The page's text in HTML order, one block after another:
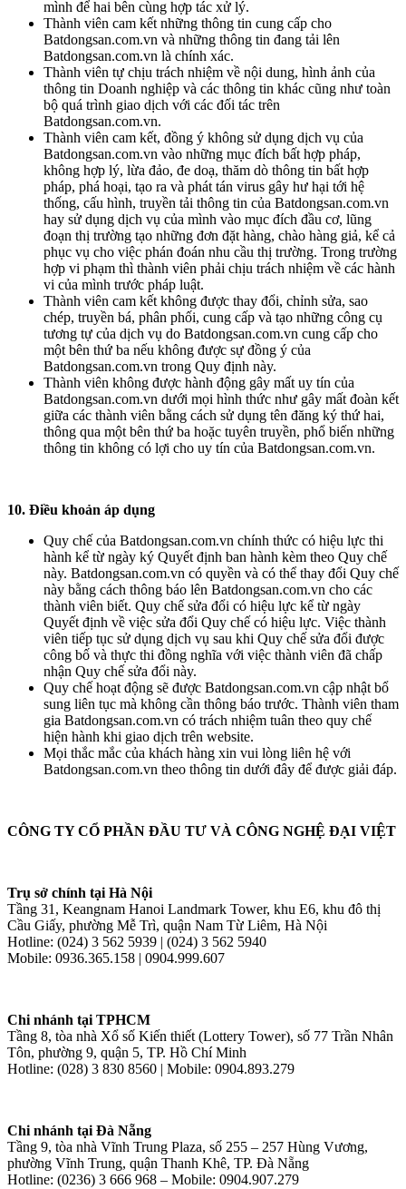
mình để hai bên cùng hợp tác xử lý.
Thành viên cam kết những thông tin cung cấp cho
Batdongsan.com.vn và những thông tin đang tải lên
Batdongsan.com.vn là chính xác.
Thành viên tự chịu trách nhiệm về nội dung, hình ảnh của
thông tin Doanh nghiệp và các thông tin khác cũng như toàn
bộ quá trình giao dịch với các đối tác trên
Batdongsan.com.vn.
Thành viên cam kết, đồng ý không sử dụng dịch vụ của
Batdongsan.com.vn vào những mục đích bất hợp pháp,
không hợp lý, lừa đảo, đe doạ, thăm dò thông tin bất hợp
pháp, phá hoại, tạo ra và phát tán virus gây hư hại tới hệ
thống, cấu hình, truyền tải thông tin của Batdongsan.com.vn
hay sử dụng dịch vụ của mình vào mục đích đầu cơ, lũng
đoạn thị trường tạo những đơn đặt hàng, chào hàng giả, kể cả
phục vụ cho việc phán đoán nhu cầu thị trường. Trong trường
hợp vi phạm thì thành viên phải chịu trách nhiệm về các hành
vi của mình trước pháp luật.
Thành viên cam kết không được thay đổi, chỉnh sửa, sao
chép, truyền bá, phân phối, cung cấp và tạo những công cụ
tương tự của dịch vụ do Batdongsan.com.vn cung cấp cho
một bên thứ ba nếu không được sự đồng ý của
Batdongsan.com.vn trong Quy định này.
Thành viên không được hành động gây mất uy tín của
Batdongsan.com.vn dưới mọi hình thức như gây mất đoàn kết
giữa các thành viên bằng cách sử dụng tên đăng ký thứ hai,
thông qua một bên thứ ba hoặc tuyên truyền, phổ biến những
thông tin không có lợi cho uy tín của Batdongsan.com.vn.
10. Điều khoản áp dụng
Quy chế của Batdongsan.com.vn chính thức có hiệu lực thi
hành kể từ ngày ký Quyết định ban hành kèm theo Quy chế
này. Batdongsan.com.vn có quyền và có thể thay đổi Quy chế
này bằng cách thông báo lên Batdongsan.com.vn cho các
thành viên biết. Quy chế sửa đổi có hiệu lực kể từ ngày
Quyết định về việc sửa đổi Quy chế có hiệu lực. Việc thành
viên tiếp tục sử dụng dịch vụ sau khi Quy chế sửa đổi được
công bố và thực thi đồng nghĩa với việc thành viên đã chấp
nhận Quy chế sửa đổi này.
Quy chế hoạt động sẽ được Batdongsan.com.vn cập nhật bổ
sung liên tục mà không cần thông báo trước. Thành viên tham
gia Batdongsan.com.vn có trách nhiệm tuân theo quy chế
hiện hành khi giao dịch trên website.
Mọi thắc mắc của khách hàng xin vui lòng liên hệ với
Batdongsan.com.vn theo thông tin dưới đây để được giải đáp.
CÔNG TY CỔ PHẦN ĐẦU TƯ VÀ CÔNG NGHỆ ĐẠI VIỆT
Trụ sở chính tại Hà Nội
Tầng 31, Keangnam Hanoi Landmark Tower, khu E6, khu đô thị
Cầu Giấy, phường Mễ Trì, quận Nam Từ Liêm, Hà Nội
Hotline: (024) 3 562 5939 | (024) 3 562 5940
Mobile: 0936.365.158 | 0904.999.607
Chi nhánh tại TPHCM
Tầng 8, tòa nhà Xổ số Kiến thiết (Lottery Tower), số 77 Trần Nhân
Tôn, phường 9, quận 5, TP. Hồ Chí Minh
Hotline: (028) 3 830 8560 | Mobile: 0904.893.279
Chi nhánh tại Đà Nẵng
Tầng 9, tòa nhà Vĩnh Trung Plaza, số 255 – 257 Hùng Vương,
phường Vĩnh Trung, quận Thanh Khê, TP. Đà Nẵng
Hotline: (0236) 3 666 968 – Mobile: 0904.907.279